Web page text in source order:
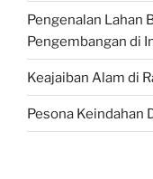
Pengenalan Lahan
Pengembangan di
Keajaiban Alam di
Pesona Keindahan